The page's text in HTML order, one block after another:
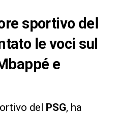
sportivo del
le voci sul
e
del PSG, ha